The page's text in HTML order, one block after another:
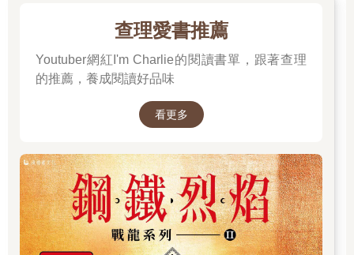
查理愛書推薦
Youtuber網紅I'm Charlie的閱讀書單，跟著查理
的推薦，養成閱讀好品味
看更多